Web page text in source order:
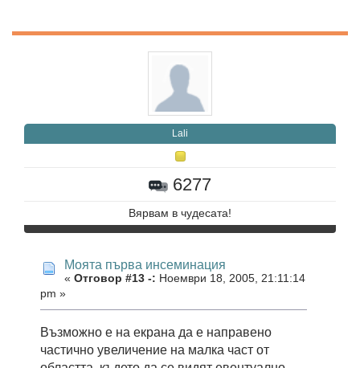
Lali
6277
Вярвам в чудесата!
Моята първа инсеминация
« Отговор #13 -: Ноември 18, 2005, 21:11:14
pm »
Възможно е на екрана да е направено
частично увеличение на малка част от